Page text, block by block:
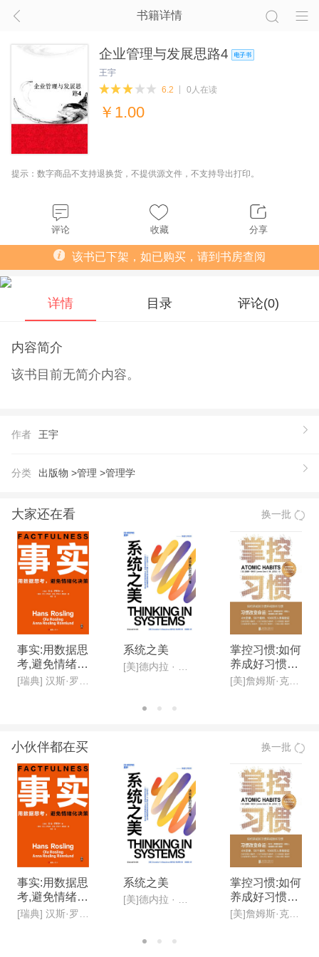
书籍详情
企业管理与发展思路4
王宇
6.2
0人在读
￥ 1.00
提示：数字商品不支持退换货，不提供源文件，不支持导出打印。
评论 收藏 分享
该书已下架，如已购买，请到书房查阅
详情 目录 评论(0)
内容简介
该书目前无简介内容。
作者 王宇
分类 出版物 >管理 >管理学
大家还在看 换一批
事实:用数据思
考,避免情绪化
决策(新版)
[瑞典] 汉斯·罗斯林, 欧拉·罗斯林,安娜·罗斯林·罗朗德
系统之美
[美]德内拉 · 梅多斯(Donella H· Meadows )
掌控习惯:如何
养成好习惯并
戒除坏习惯(新
[美]詹姆斯·克利尔,迩东晨/译
小伙伴都在买 换一批
事实:用数据思
考,避免情绪化
决策(新版)
系统之美
掌控习惯:如何
养成好习惯并
戒除坏习惯(新
[美]詹姆斯·克利尔,迩东晨/译